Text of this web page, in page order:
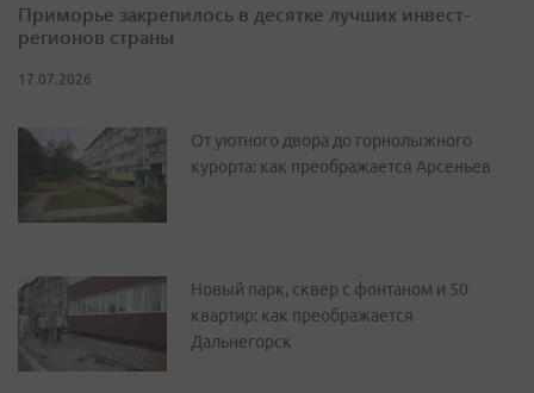
Приморье закрепилось в десятке лучших инвест-
регионов страны
17.07.2026
От уютного двора до горнолыжного
курорта: как преображается Арсеньев
Новый парк, сквер с фонтаном и 50
квартир: как преображается
Дальнегорск